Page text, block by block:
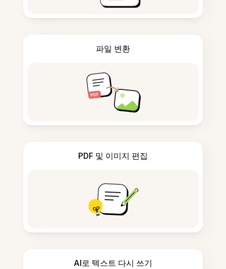
파일 변환
PDF 및 이미지 편집
AI로 텍스트 다시 쓰기